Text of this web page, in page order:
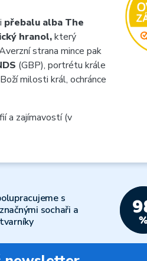
přebalu alba The
hranol,který
strana mince pak
(GBP), portrétu krále
milosti král, ochránce
a zajímavostí (v
s
sochaři a